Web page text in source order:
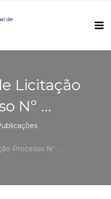
de
Licitação
Nº ...
Processo Nº ...